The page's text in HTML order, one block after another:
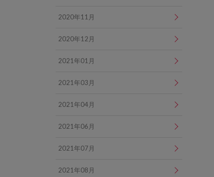
2020年11月
2020年12月
2021年01月
2021年03月
2021年04月
2021年06月
2021年07月
2021年08月